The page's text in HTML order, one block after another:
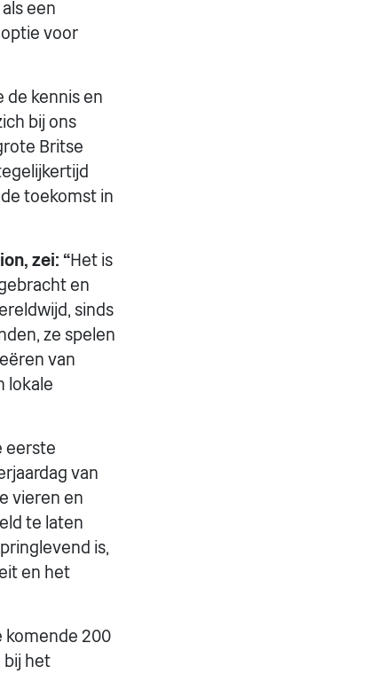
een
voor
kennis en
bij ons
Britse
toekomst in
zei: “Het is
en
sinds
ze spelen
van
lokale
eerste
van
vieren en
te laten
is,
en het
komende 200
bij het